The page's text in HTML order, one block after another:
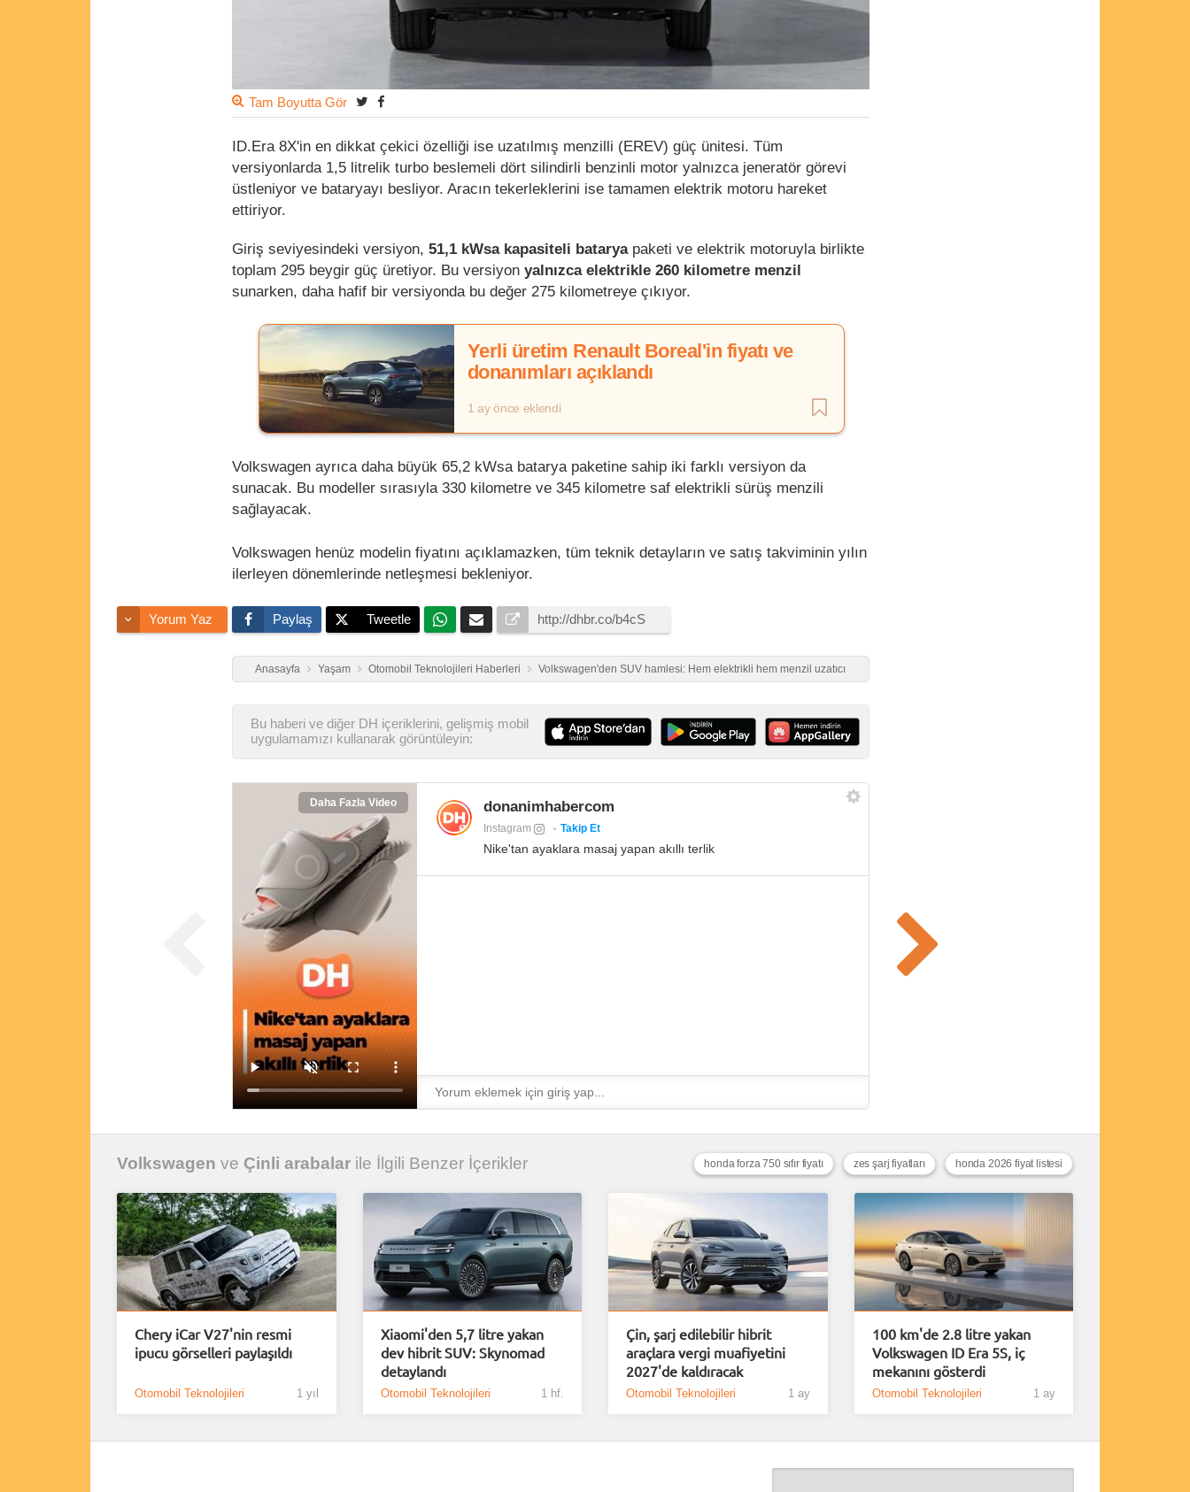
Tam Boyutta Gör
ID.Era 8X'in en dikkat çekici özelliği ise uzatılmış menzilli (EREV) güç ünitesi. Tüm
versiyonlarda 1,5 litrelik turbo beslemeli dört silindirli benzinli motor yalnızca jeneratör görevi
üstleniyor ve bataryayı besliyor. Aracın tekerleklerini ise tamamen elektrik motoru hareket
ettiriyor.
Giriş seviyesindeki versiyon, 51,1 kWsa kapasiteli bataryapaketi ve elektrik motoruyla birlikte
toplam 295 beygir güç üretiyor. Bu versiyon yalnızca elektrikle 260 kilometre menzil
sunarken, daha hafif bir versiyonda bu değer 275 kilometreye çıkıyor.
Yerli üretim Renault Boreal'in fiyatı ve
donanımları açıklandı
1 ay önce eklendi
Volkswagen ayrıca daha büyük 65,2 kWsa batarya paketine sahip iki farklı versiyon da
sunacak. Bu modeller sırasıyla 330 kilometre ve 345 kilometre saf elektrikli sürüş menzili
sağlayacak.
Volkswagen henüz modelin fiyatını açıklamazken, tüm teknik detayların ve satış takviminin yılın
ilerleyen dönemlerinde netleşmesi bekleniyor.
Yorum Yaz Paylaş Tweetle
Anasayfa Yaşam Otomobil Teknolojileri Haberleri Volkswagen'den SUV hamlesi: Hem elektrikli hem menzil uzatıcı
Bu haberi ve diğer DH içeriklerini, gelişmiş mobil
uygulamamızı kullanarak görüntüleyin:
Daha Fazla Video donanimhabercom
Instagram Takip Et
Nike'tan ayaklara masaj yapan akıllı terlik
Volkswagen ve Çinli arabalar ile İlgili Benzer İçerikler honda 2026 fiyat listesi
zes şarj fiyatları
honda forza 750 sıfır fiyatı
Chery iCar V27'nin resmi
ipucu görselleri paylaşıldı
Otomobil Teknolojileri 1 yıl
Xiaomi'den 5,7 litre yakan
dev hibrit SUV: Skynomad
detaylandı
Otomobil Teknolojileri 1 hf.
Çin, şarj edilebilir hibrit
araçlara vergi muafiyetini
2027'de kaldıracak
Otomobil Teknolojileri 1 ay
100 km'de 2.8 litre yakan
Volkswagen ID Era 5S, iç
mekanını gösterdi
Otomobil Teknolojileri 1 ay